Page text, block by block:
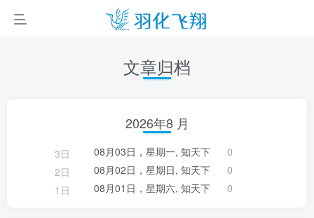
文章归档
2026年8 月
3日 08月03日，星期一, 知天下
0
2日
08月02日，星期日, 知天下
0
1日
08月01日，星期六, 知天下 0